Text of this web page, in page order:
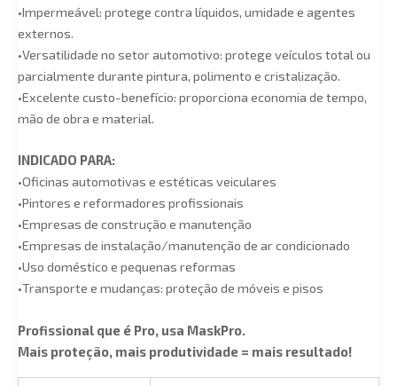
•Impermeável: protege contra líquidos, umidade e agentes
externos.
•Versatilidade no setor automotivo: protege veículos total ou
parcialmente durante pintura, polimento e cristalização.
•Excelente custo-benefício: proporciona economia de tempo,
mão de obra e material.
INDICADO PARA:
•Oficinas automotivas e estéticas veiculares
•Pintores e reformadores profissionais
•Empresas de construção e manutenção
•Empresas de instalação/manutenção de ar condicionado
•Uso doméstico e pequenas reformas
•Transporte e mudanças: proteção de móveis e pisos
Profissional que é Pro, usa MaskPro.
Mais proteção, mais produtividade = mais resultado!